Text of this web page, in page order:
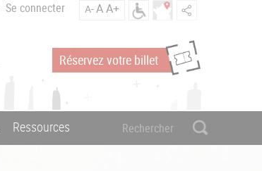
Se connecter A-AA+
Réservez votre billet
Ressources